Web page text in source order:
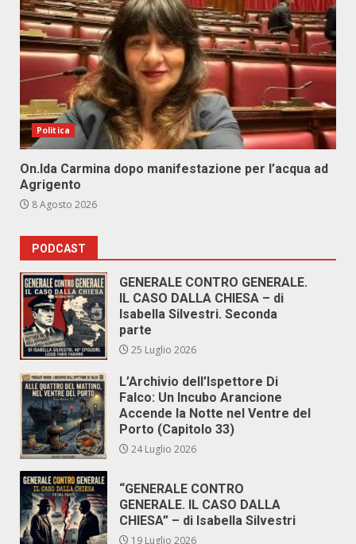
Politica
On.Ida Carmina dopo manifestazione per l’acqua ad
Agrigento
8 Agosto 2026
PODCAST
GENERALE CONTRO GENERALE.
IL CASO DALLA CHIESA – di
Isabella Silvestri. Seconda
parte
25 Luglio 2026
L’Archivio dell’Ispettore Di
Falco: Un Incubo Arancione
Accende la Notte nel Ventre del
Porto (Capitolo 33)
24 Luglio 2026
“GENERALE CONTRO
GENERALE. IL CASO DALLA
CHIESA” – di Isabella Silvestri
19 Luglio 2026